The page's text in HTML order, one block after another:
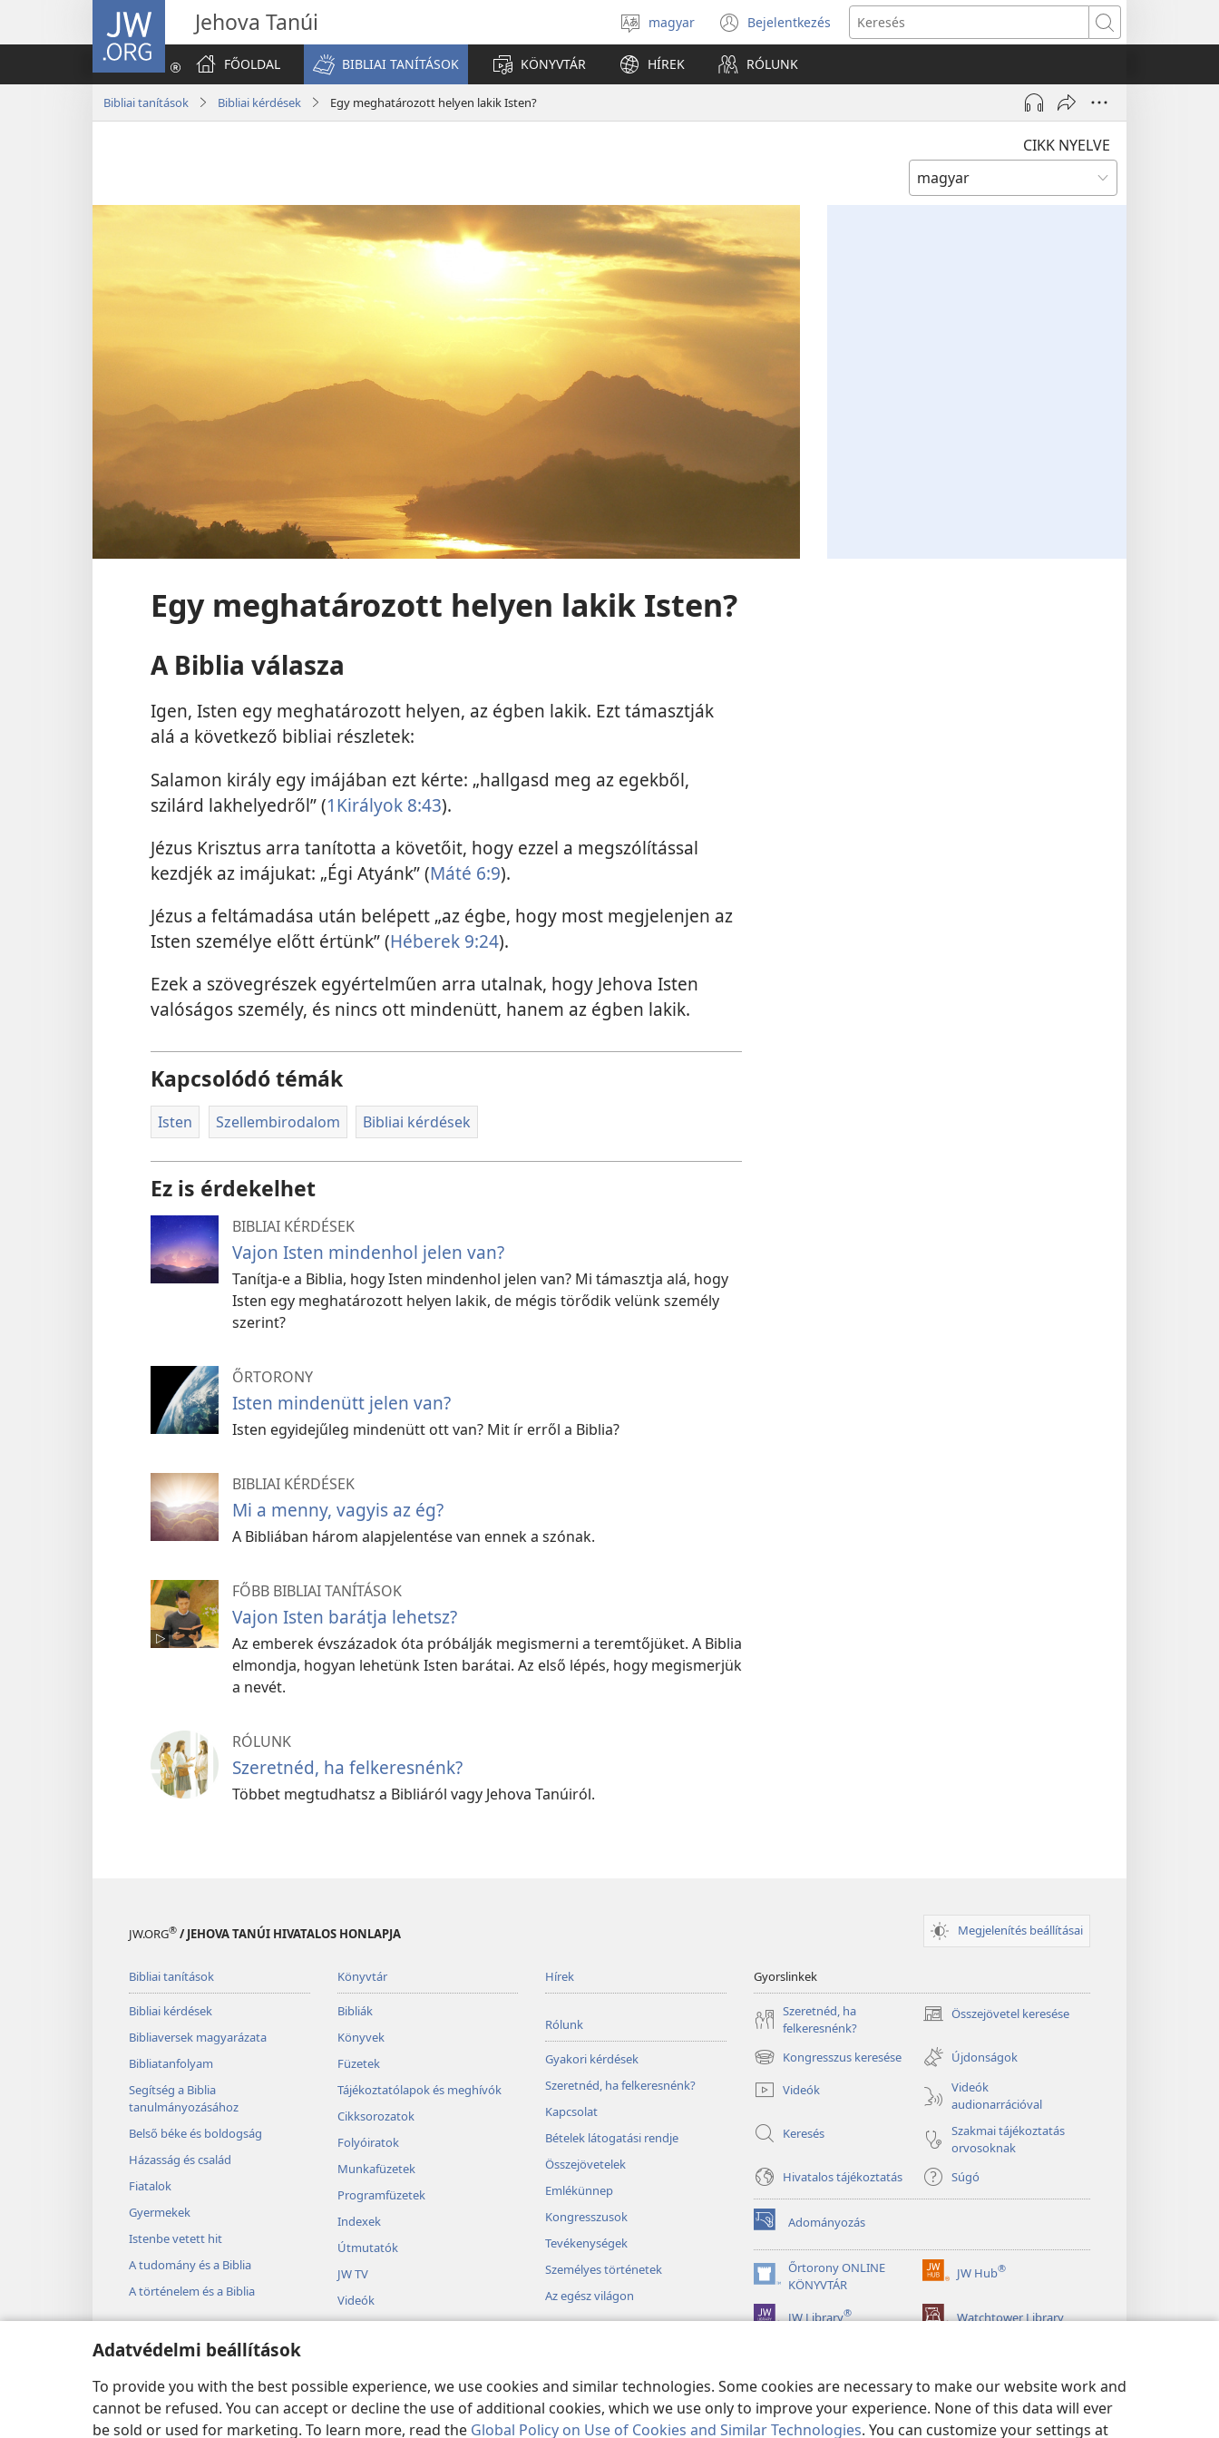
Adatvédelmi beállítások
To provide you with the best possible experience, we use cookies and similar technologies. Some cookies are necessary to make our website work and
cannot be refused. You can accept or decline the use of additional cookies, which we use only to improve your experience. None of this data will ever
be sold or used for marketing. To learn more, read the Global Policy on Use of Cookies and Similar Technologies. You can customize your settings at
JW.ORG Jehova Tanúi
Válassz
nyelvet
magyar Bejelentkezés
(opens
new
window)
Keresés
FŐOLDAL
BIBLIAI TANÍTÁSOK KÖNYVTÁR HÍREK RÓLUNK
Bibliai tanítások Bibliai kérdések Egy meghatározott helyen lakik Isten?
CIKK NYELVE
Egy meghatározott helyen lakik Isten?
A Biblia válasza
Igen, Isten egy meghatározott helyen, az égben lakik. Ezt támasztják
alá a következő bibliai részletek:
Salamon király egy imájában ezt kérte: „hallgasd meg az egekből,
szilárd lakhelyedről” (1Királyok 8:43).
Jézus Krisztus arra tanította a követőit, hogy ezzel a megszólítással
kezdjék az imájukat: „Égi Atyánk” (Máté 6:9).
Jézus a feltámadása után belépett „az égbe, hogy most megjelenjen az
Isten személye előtt értünk” (Héberek 9:24).
Ezek a szövegrészek egyértelműen arra utalnak, hogy Jehova Isten
valóságos személy, és nincs ott mindenütt, hanem az égben lakik.
Kapcsolódó témák
Isten Szellembirodalom Bibliai kérdések
Ez is érdekelhet
BIBLIAI KÉRDÉSEK
Vajon Isten mindenhol jelen van?
Tanítja-e a Biblia, hogy Isten mindenhol jelen van? Mi támasztja alá, hogy
Isten egy meghatározott helyen lakik, de mégis törődik velünk személy
szerint?
ŐRTORONY
Isten mindenütt jelen van?
Isten egyidejűleg mindenütt ott van? Mit ír erről a Biblia?
BIBLIAI KÉRDÉSEK
Mi a menny, vagyis az ég?
A Bibliában három alapjelentése van ennek a szónak.
FŐBB BIBLIAI TANÍTÁSOK
Vajon Isten barátja lehetsz?
Az emberek évszázadok óta próbálják megismerni a teremtőjüket. A Biblia
elmondja, hogyan lehetünk Isten barátai. Az első lépés, hogy megismerjük
a nevét.
RÓLUNK
Szeretnéd, ha felkeresnénk?
Többet megtudhatsz a Bibliáról vagy Jehova Tanúiról.
JW.ORG® / JEHOVA TANÚI HIVATALOS HONLAPJA Megjelenítés beállításai
Bibliai tanítások
Bibliai kérdések
Bibliaversek magyarázata
Bibliatanfolyam
Segítség a Biblia
tanulmányozásához
Belső béke és boldogság
Házasság és család
Fiatalok
Gyermekek
Istenbe vetett hit
A tudomány és a Biblia
A történelem és a Biblia
Könyvtár
Bibliák
Könyvek
Füzetek
Tájékoztatólapok és meghívók
Cikksorozatok
Folyóiratok
Munkafüzetek
Programfüzetek
Indexek
Útmutatók
JW TV
Videók
Zene
Bibliai hangjátékok
Hírek
Rólunk
Gyakori kérdések
Szeretnéd, ha felkeresnénk?
Kapcsolat
Bételek látogatási rendje
Összejövetelek
Emlékünnep
Kongresszusok
Tevékenységek
Személyes történetek
Az egész világon
Gyorslinkek
Szeretnéd, ha
felkeresnénk?
Összejövetel keresése
(opens
window)
Kongresszus keresése
(opens
new
window)
Újdonságok
Videók
Videók
audionarrációval
Keresés
Szakmai tájékoztatás
orvosoknak
Hivatalos tájékoztatás
Súgó
Adományozás
(opens
new
window)Őrtorony ONLINE
KÖNYVTÁR
(opens
new
window)
JW Hub®
(opens
window)
JW Library® Watchtower Library